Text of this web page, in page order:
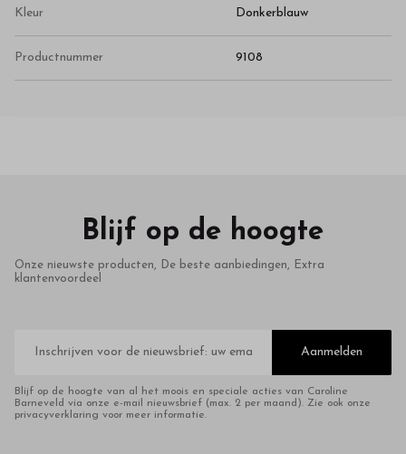
Kleur Donkerblauw
Productnummer 9108
Blijf op de hoogte
Onze nieuwste producten, De beste aanbiedingen, Extra
klantenvoordeel
mailadres
Aanmelden
Blijf op de hoogte van al het moois en speciale acties van Caroline
Barneveld via onze e-mail nieuwsbrief (max. 2 per maand). Zie ook onze
privacyverklaring voor meer informatie.